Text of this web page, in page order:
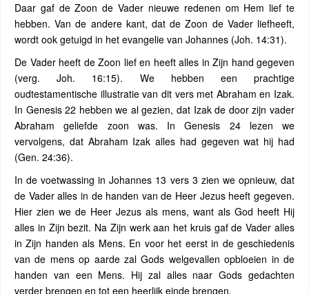
Daar gaf de Zoon de Vader nieuwe redenen om Hem lief te
hebben. Van de andere kant, dat de Zoon de Vader liefheeft,
wordt ook getuigd in het evangelie van Johannes (Joh. 14:31).
De Vader heeft de Zoon lief en heeft alles in Zijn hand gegeven
(verg. Joh. 16:15). We hebben een prachtige
oudtestamentische illustratie van dit vers met Abraham en Izak.
In Genesis 22 hebben we al gezien, dat Izak de door zijn vader
Abraham geliefde zoon was. In Genesis 24 lezen we
vervolgens, dat Abraham Izak alles had gegeven wat hij had
(Gen. 24:36).
In de voetwassing in Johannes 13 vers 3 zien we opnieuw, dat
de Vader alles in de handen van de Heer Jezus heeft gegeven.
Hier zien we de Heer Jezus als mens, want als God heeft Hij
alles in Zijn bezit. Na Zijn werk aan het kruis gaf de Vader alles
in Zijn handen als Mens. En voor het eerst in de geschiedenis
van de mens op aarde zal Gods welgevallen opbloeien in de
handen van een Mens. Hij zal alles naar Gods gedachten
verder brengen en tot een heerlijk einde brengen.